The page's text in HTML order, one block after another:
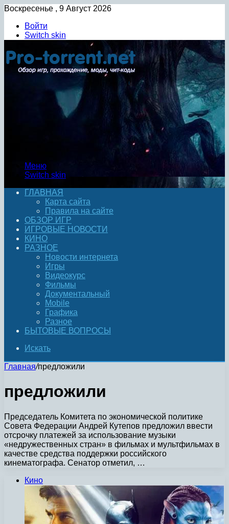
Воскресенье , 9 Август 2026
Войти
Switch skin
Меню
Switch skin
ГЛАВНАЯ
Карта сайта
Правила на сайте
ОБЗОР ИГР
ИГРОВЫЕ НОВОСТИ
КИНО
РАЗНОЕ
Новости интернета
Игры
Видеокурс
Фильмы
Документальный
Mobile
Графика
Разное
БЫТОВЫЕ ВОПРОСЫ
Искать
Главная/предложили
предложили
Председатель Комитета по экономической политике
Совета Федерации Андрей Кутепов предложил ввести
отсрочку платежей за использование музыки
«недружественных стран» в фильмах и мультфильмах в
качестве средства поддержки российского
кинематографа. Сенатор отметил, …
Кино